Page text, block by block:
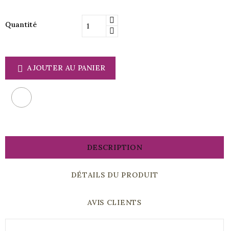
Quantité
 AJOUTER AU PANIER
DESCRIPTION
DÉTAILS DU PRODUIT
AVIS CLIENTS